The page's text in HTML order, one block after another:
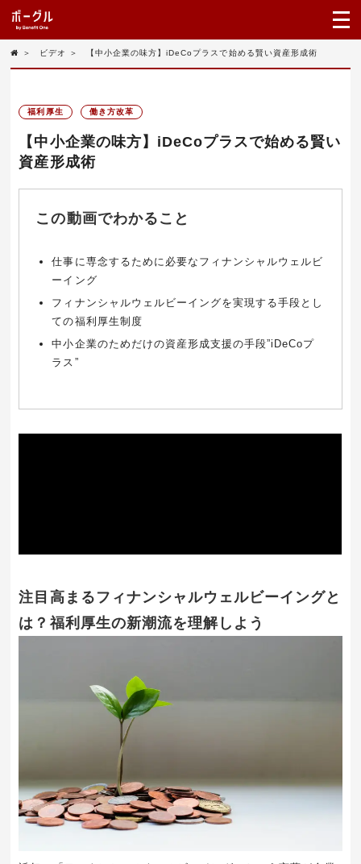
＞ ビデオ ＞ 【中小企業の味方】iDeCoプラスで始める賢い資産形成術
福利厚生 働き方改革
【中小企業の味方】iDeCoプラスで始める賢い
資産形成術
この動画でわかること
仕事に専念するために必要なフィナンシャルウェルビ
ーイング
フィナンシャルウェルビーイングを実現する手段とし
ての福利厚生制度
中小企業のためだけの資産形成支援の手段”iDeCoプ
ラス”
注目高まるフィナンシャルウェルビーイングと
は？福利厚生の新潮流を理解しよう